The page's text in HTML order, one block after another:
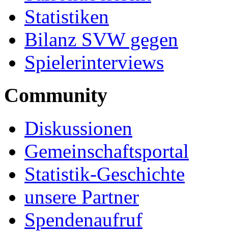
Statistiken
Bilanz SVW gegen
Spielerinterviews
Community
Diskussionen
Gemeinschaftsportal
Statistik-Geschichte
unsere Partner
Spendenaufruf